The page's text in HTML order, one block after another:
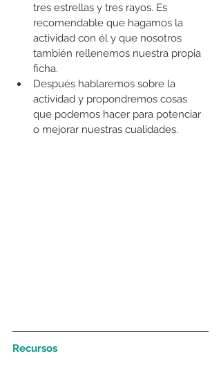
tres estrellas y tres rayos. Es
recomendable que hagamos la
actividad con él y que nosotros
también rellenemos nuestra propia
ficha.
Después hablaremos sobre la
actividad y propondremos cosas
que podemos hacer para potenciar
o mejorar nuestras cualidades.
Recursos